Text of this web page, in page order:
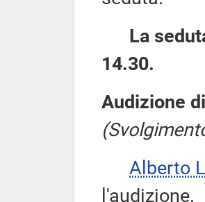
La
14.30.
Audizione
Alberto
l'audizione.